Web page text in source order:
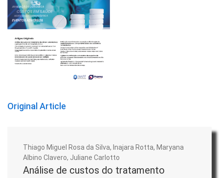
Original Article
Thiago Miguel Rosa da Silva, Inajara Rotta, Maryana
Albino Clavero, Juliane Carlotto
Análise de custos do tratamento